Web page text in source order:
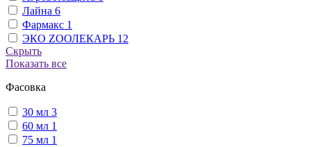
Лайна 6
Фармакс 1
ЭКО ZООЛЕКАРЬ 12
Скрыть
Показать все
Фасовка
30 мл 3
60 мл 1
75 мл 1